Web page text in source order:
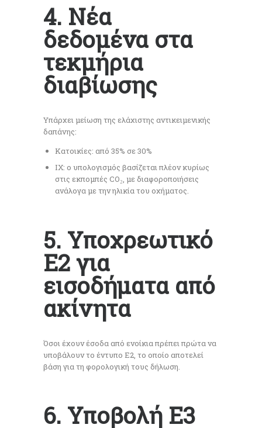
4. Νέα
δεδομένα στα
τεκμήρια
διαβίωσης
Υπάρχει μείωση της ελάχιστης αντικειμενικής
δαπάνης:
Κατοικίες: από 35% σε 30%
ΙΧ: ο υπολογισμός βασίζεται πλέον κυρίως
στις εκπομπές CO₂, με διαφοροποιήσεις
ανάλογα με την ηλικία του οχήματος.
5. Υποχρεωτικό
Ε2 για
εισοδήματα από
ακίνητα
Όσοι έχουν έσοδα από ενοίκια πρέπει πρώτα να
υποβάλουν το έντυπο Ε2, το οποίο αποτελεί
βάση για τη φορολογική τους δήλωση.
6. Υποβολή Ε3